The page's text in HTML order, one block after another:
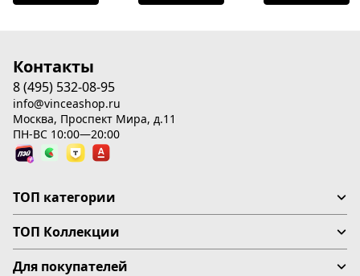
Контакты
8 (495) 532-08-95
info@vinceashop.ru
Москва, Проспект Мира, д.11
ПН-ВС 10:00—20:00
ТОП категории
ТОП Коллекции
Для покупателей